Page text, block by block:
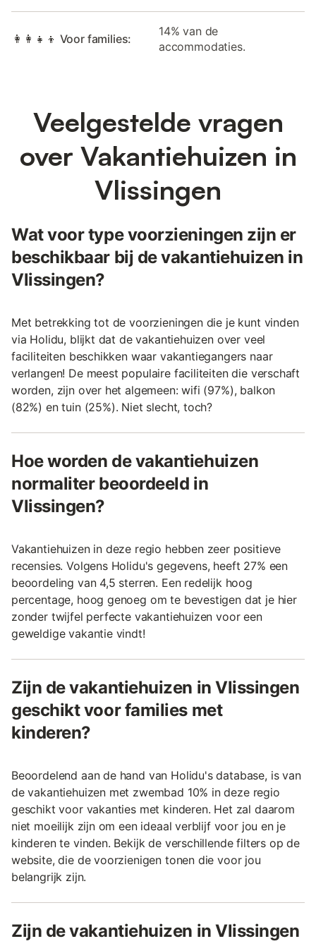
👩‍👩‍👧‍👦 Voor families:
14% van de
accommodaties.
Veelgestelde vragen
over Vakantiehuizen in
Vlissingen
Wat voor type voorzieningen zijn er
beschikbaar bij de vakantiehuizen in
Vlissingen?
Met betrekking tot de voorzieningen die je kunt vinden
via Holidu, blijkt dat de vakantiehuizen over veel
faciliteiten beschikken waar vakantiegangers naar
verlangen! De meest populaire faciliteiten die verschaft
worden, zijn over het algemeen: wifi (97%), balkon
(82%) en tuin (25%). Niet slecht, toch?
Hoe worden de vakantiehuizen
normaliter beoordeeld in
Vlissingen?
Vakantiehuizen in deze regio hebben zeer positieve
recensies. Volgens Holidu's gegevens, heeft 27% een
beoordeling van 4,5 sterren. Een redelijk hoog
percentage, hoog genoeg om te bevestigen dat je hier
zonder twijfel perfecte vakantiehuizen voor een
geweldige vakantie vindt!
Zijn de vakantiehuizen in Vlissingen
geschikt voor families met
kinderen?
Beoordelend aan de hand van Holidu's database, is van
de vakantiehuizen met zwembad 10% in deze regio
geschikt voor vakanties met kinderen. Het zal daarom
niet moeilijk zijn om een ideaal verblijf voor jou en je
kinderen te vinden. Bekijk de verschillende filters op de
website, die de voorzienigen tonen die voor jou
belangrijk zijn.
Zijn de vakantiehuizen in Vlissingen